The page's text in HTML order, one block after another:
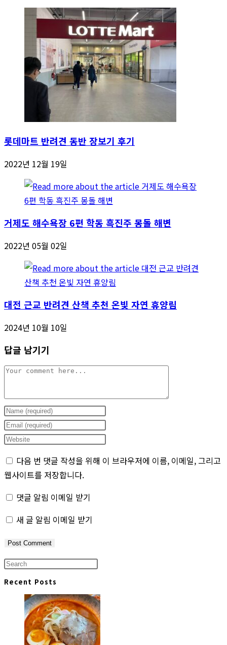
롯데마트 반려견 동반 장보기 후기
2022년 12월 19일
거제도 해수욕장 6편 학동 흑진주 몽돌 해변
2022년 05월 02일
대전 근교 반려견 산책 추천 온빛 자연 휴양림
2024년 10월 10일
답글 남기기
Comment
Enter
your
name
username
to
comment
Enter
your
address
to
comment
Enter
website
URL
(optional)
다음 번 댓글 작성을 위해 이 브라우저에 이름, 이메일, 그리고
웹사이트를 저장합니다.
댓글 알림 이메일 받기
새 글 알림 이메일 받기
Press
close
the
search
panel.
Recent Posts